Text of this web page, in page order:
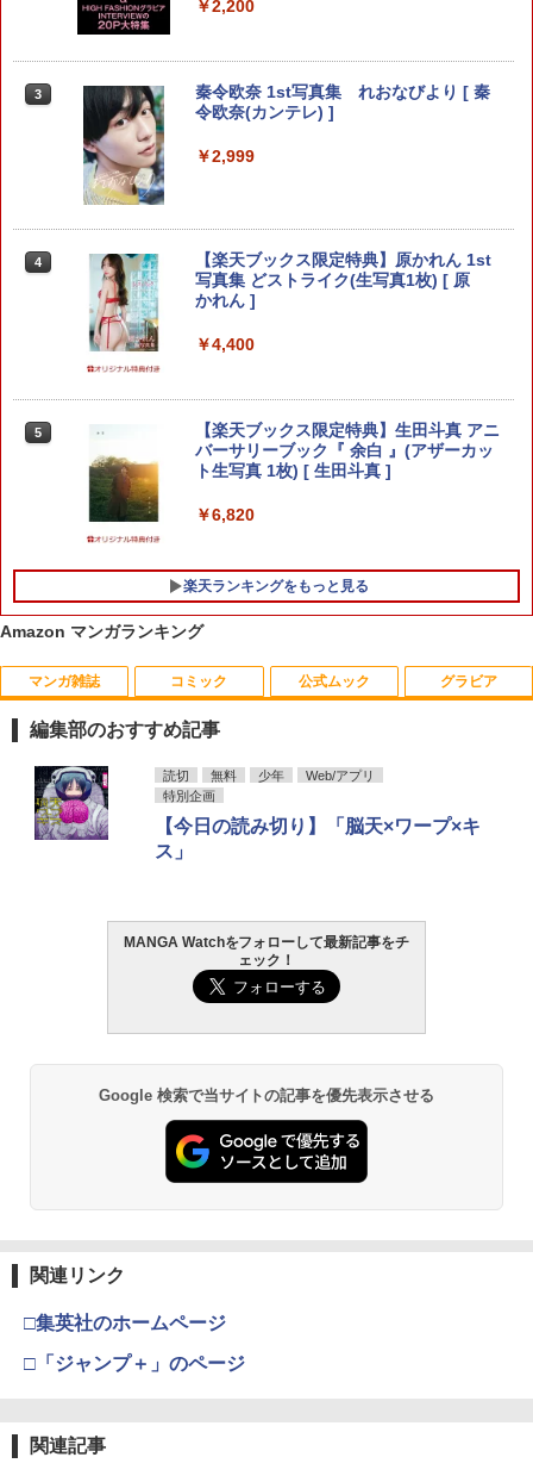
3
おじさまと猫（17） （ガンガンコミック
スpixiv） [ 桜井海 ]
￥990
4
新テニスの王子様 23.5 パーフェクトフ
ァンブック （ジャンプコミックス） [ 許
斐 剛 ]
￥990
5
【中古】SHAMAN KING 35/講談社/武
井宏之（コミック）
3
メイドインアビス（15） （バンブーコミ
ックス） [ つくしあきひと ]
￥1,100
4
ちいかわ なんか小さくてかわいいやつ
（4） 【電子書籍】[ ナガノ ]
5
ちいかわ なんか小さくてかわいいやつ
（3） 【電子書籍】[ ナガノ ]
3
七つ屋志のぶの宝石匣（22） 【電子書
籍】[ 二ノ宮知子 ]
￥594
4
七つ屋志のぶの宝石匣（21） 【電子書
籍】[ 二ノ宮知子 ]
5
やんごとなき一族（21） （KC KISS）
[ こやま ゆかり ]
￥2,200
3
秦令欧奈 1st写真集 れおなびより [ 秦
令欧奈(カンテレ) ]
￥2,999
4
【楽天ブックス限定特典】原かれん 1st
写真集 どストライク(生写真1枚) [ 原
かれん ]
￥4,400
5
【楽天ブックス限定特典】生田斗真 アニ
バーサリーブック『 余白 』(アザーカッ
ト生写真 1枚) [ 生田斗真 ]
￥6,820
楽天ランキングをもっと見る
Amazon マンガランキング
マンガ雑誌
1
週刊少年サンデー 2026年36・37合併号
（2026年8月5日発売号） [雑誌]
￥379
週刊少年マガジン 2026年36・37号[202
6年8月5日発売] [雑誌]
￥400
￥990
4
5
コミック
1 ビビビコミック 創刊記念号 ([実用品])
￥-
薬屋のひとりごと 17巻 (デジタル版ビッ
グガンガンコミックス)
￥770
ックス)
4
5
公式ムック
1 F.S.S. EPISODES of 40th MEMORIAL
￥3,630
￥1,650
￥572
グラビア
1
日向坂46 藤嶌果歩 1st写真集 果実の歩
幅
￥2,640
髙野真央1st写真集 まおのこと、
￥3,630
￥3,630
4
￥3,822
5
編集部のおすすめ記事
読切 無料 少年
Web/アプリ
特別企画
【今日の読み切り】「脳天×ワープ×キ
ス」
MANGA Watchをフォローして最新記事をチ
ェック！
Google 検索で当サイトの記事を優先表示させる
関連リンク
□集英社のホームページ
□「ジャンプ＋」のページ
関連記事